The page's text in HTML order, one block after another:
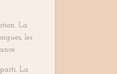
La
les
parti. La